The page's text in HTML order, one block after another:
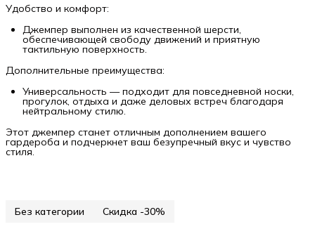
Удобство и комфорт:
Джемпер выполнен из качественной шерсти,
обеспечивающей свободу движений и приятную
тактильную поверхность.
Дополнительные преимущества:
Универсальность — подходит для повседневной носки,
прогулок, отдыха и даже деловых встреч благодаря
нейтральному стилю.
Этот джемпер станет отличным дополнением вашего
гардероба и подчеркнет ваш безупречный вкус и чувство
стиля.
Без категории Скидка -30%